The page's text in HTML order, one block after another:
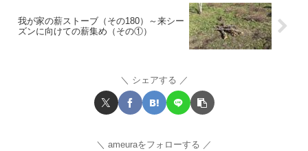
我が家の薪ストーブ（その180）～来シー
ズンに向けての薪集め（その①）
シェアする
ameuraをフォローする